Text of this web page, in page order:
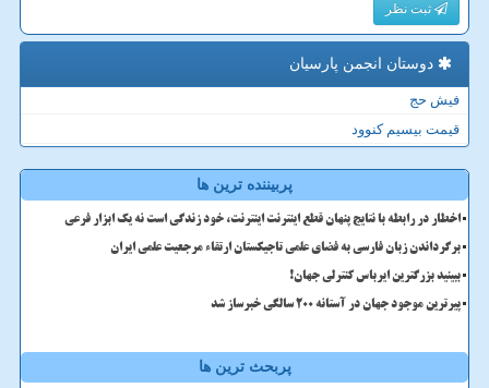
ثبت نظر
دوستان انجمن پارسیان
فیش حج
قیمت بیسیم کنوود
پربیننده ترین ها
اخطار در رابطه با نتایج پنهان قطع اینترنت اینترنت، خود زندگی است نه یک ابزار فرعی
برگرداندن زبان فارسی به فضای علمی تاجیکستان ارتقاء مرجعیت علمی ایران
ببینید بزرگترین ایرباس کنترلی جهان!
پیرترین موجود جهان در آستانه ۲۰۰ سالگی خبرساز شد
پربحث ترین ها